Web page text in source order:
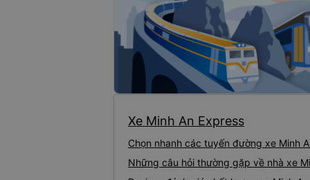
chắn sẽ có sự chênh lệch. Nên để tránh xảy ra tình huống không mong muốn,
Xe Minh An Express
Chọn nhanh các tuyến đường xe Minh
Những câu hỏi thường gặp về nhà xe